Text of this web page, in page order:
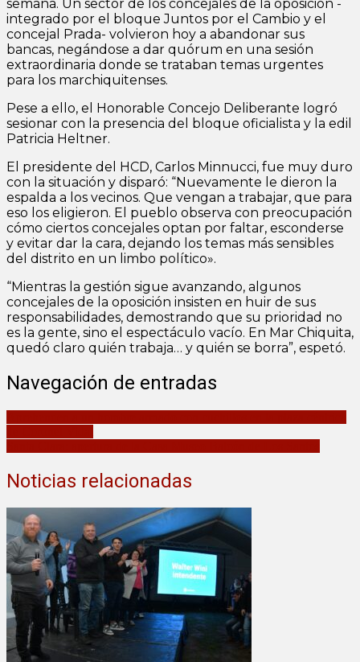
semana. Un sector de los concejales de la oposición -
integrado por el bloque Juntos por el Cambio y el
concejal Prada- volvieron hoy a abandonar sus
bancas, negándose a dar quórum en una sesión
extraordinaria donde se trataban temas urgentes
para los marchiquitenses.
Pese a ello, el Honorable Concejo Deliberante logró
sesionar con la presencia del bloque oficialista y la edil
Patricia Heltner.
El presidente del HCD, Carlos Minnucci, fue muy duro
con la situación y disparó: “Nuevamente le dieron la
espalda a los vecinos. Que vengan a trabajar, que para
eso los eligieron. El pueblo observa con preocupación
cómo ciertos concejales optan por faltar, esconderse
y evitar dar la cara, dejando los temas más sensibles
del distrito en un limbo político».
“Mientras la gestión sigue avanzando, algunos
concejales de la oposición insisten en huir de sus
responsabilidades, demostrando que su prioridad no
es la gente, sino el espectáculo vacío. En Mar Chiquita,
quedó claro quién trabaja… y quién se borra”, espetó.
Navegación de entradas
Noticias relacionadas